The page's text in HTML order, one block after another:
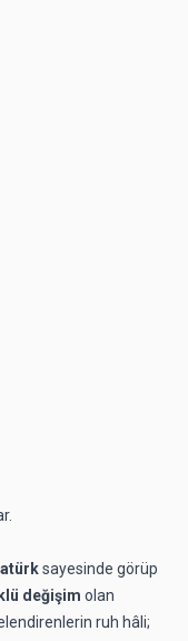
sayesinde görüp
değişim olan
ruh hâli;